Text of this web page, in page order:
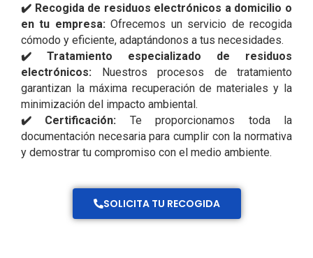
✔️ Recogida de residuos electrónicos a domicilio o
en tu empresa: Ofrecemos un servicio de recogida
cómodo y eficiente, adaptándonos a tus necesidades.
✔️ Tratamiento especializado de residuos
electrónicos: Nuestros procesos de tratamiento
garantizan la máxima recuperación de materiales y la
minimización del impacto ambiental.
✔️ Certificación: Te proporcionamos toda la
documentación necesaria para cumplir con la normativa
y demostrar tu compromiso con el medio ambiente.
SOLICITA TU RECOGIDA